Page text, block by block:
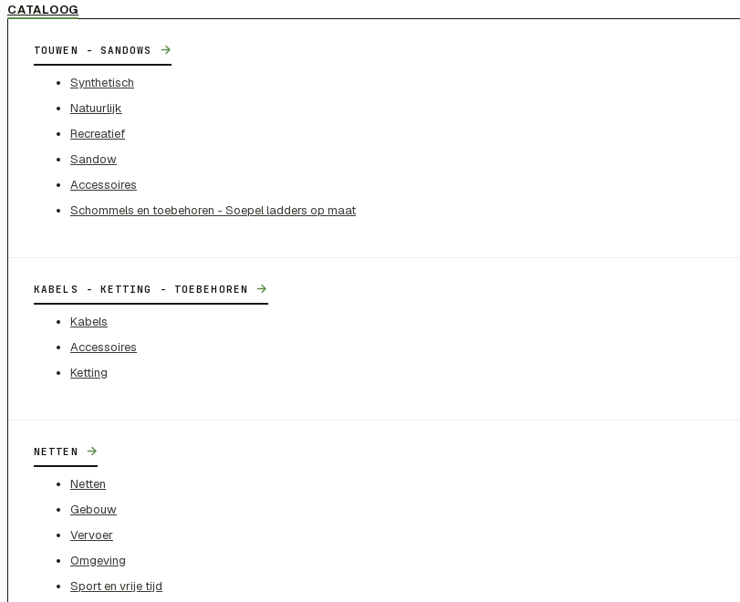
CATALOOG
TOUWEN - SANDOWS →
Synthetisch
Natuurlijk
Recreatief
Sandow
Accessoires
Schommels en toebehoren - Soepel ladders op maat
KABELS - KETTING - TOEBEHOREN →
Kabels
Accessoires
Ketting
NETTEN →
Netten
Gebouw
Vervoer
Omgeving
Sport en vrije tijd